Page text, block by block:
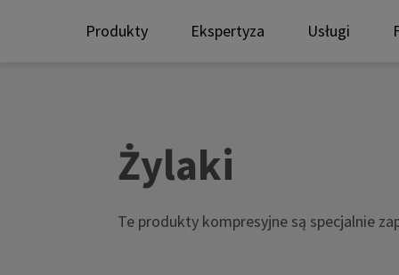
Produkty Ekspertyza Usługi
Żylaki
Te produkty kompresyjne są specjalnie